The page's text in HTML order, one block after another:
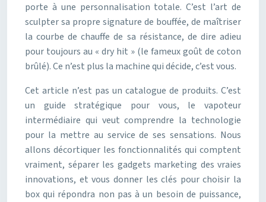
porte à une personnalisation totale. C’est l’art de
sculpter sa propre signature de bouffée, de maîtriser
la courbe de chauffe de sa résistance, de dire adieu
pour toujours au « dry hit » (le fameux goût de coton
brûlé). Ce n’est plus la machine qui décide, c’est vous.
Cet article n’est pas un catalogue de produits. C’est
un guide stratégique pour vous, le vapoteur
intermédiaire qui veut comprendre la technologie
pour la mettre au service de ses sensations. Nous
allons décortiquer les fonctionnalités qui comptent
vraiment, séparer les gadgets marketing des vraies
innovations, et vous donner les clés pour choisir la
box qui répondra non pas à un besoin de puissance,